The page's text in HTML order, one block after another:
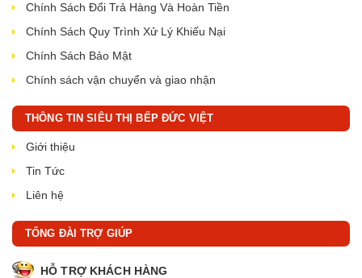
Chính Sách Đổi Trả Hàng Và Hoàn Tiền
Chính Sách Quy Trình Xử Lý Khiếu Nại
Chính Sách Bảo Mật
Chính sách vận chuyển và giao nhận
THÔNG TIN SIÊU THỊ BẾP ĐỨC VIỆT
Giới thiệu
Tin Tức
Liên hệ
TỔNG ĐÀI TRỢ GIÚP
HỖ TRỢ KHÁCH HÀNG